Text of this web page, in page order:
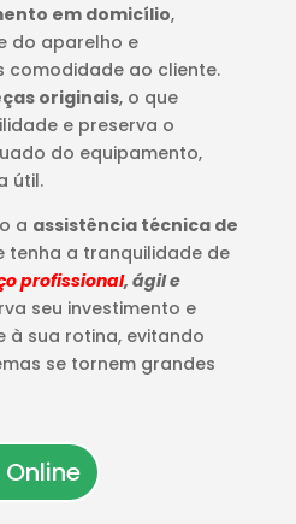
em domicílio,
do aparelho e
comodidade ao cliente.
originais, o que
e preserva o
do equipamento,
útil.
a assistência técnica de
tenha a tranquilidade de
profissional, ágil e
seu investimento e
à sua rotina, evitando
se tornem grandes